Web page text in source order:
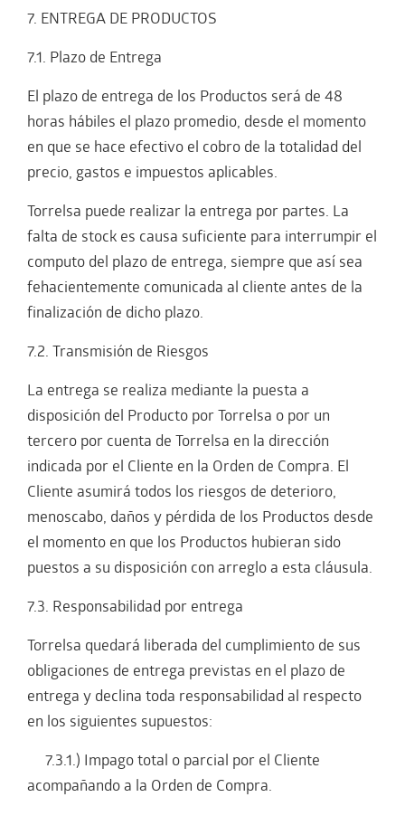
7. ENTREGA DE PRODUCTOS
7.1. Plazo de Entrega
El plazo de entrega de los Productos será de 48
horas hábiles el plazo promedio, desde el momento
en que se hace efectivo el cobro de la totalidad del
precio, gastos e impuestos aplicables.
Torrelsa puede realizar la entrega por partes. La
falta de stock es causa suficiente para interrumpir el
computo del plazo de entrega, siempre que así sea
fehacientemente comunicada al cliente antes de la
finalización de dicho plazo.
7.2. Transmisión de Riesgos
La entrega se realiza mediante la puesta a
disposición del Producto por Torrelsa o por un
tercero por cuenta de Torrelsa en la dirección
indicada por el Cliente en la Orden de Compra. El
Cliente asumirá todos los riesgos de deterioro,
menoscabo, daños y pérdida de los Productos desde
el momento en que los Productos hubieran sido
puestos a su disposición con arreglo a esta cláusula.
7.3. Responsabilidad por entrega
Torrelsa quedará liberada del cumplimiento de sus
obligaciones de entrega previstas en el plazo de
entrega y declina toda responsabilidad al respecto
en los siguientes supuestos:
7.3.1.) Impago total o parcial por el Cliente
acompañando a la Orden de Compra.